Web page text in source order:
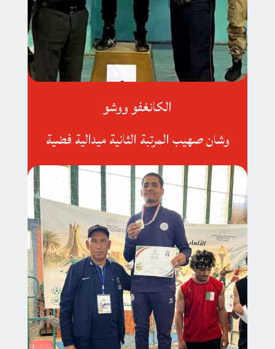
الكانغفو ووشو
وشان صهيب المرتبة الثانية ميدالية فضية